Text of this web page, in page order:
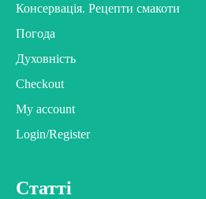
Консервація. Рецепти смакоти
Погода
Духовність
Checkout
My account
Login/Register
Статті